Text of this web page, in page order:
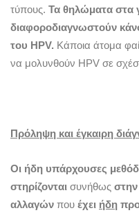
τύπους. Τα θηλώματα στα
διαφοροδιαγνωστούν
του HPV. Κάποια άτομα
να μολυνθούν HPV σε
Πρόληψη και έγκαιρη
Οι ήδη υπάρχουσες
στηρίζονται συνήθως
αλλαγών που έχει ήδη